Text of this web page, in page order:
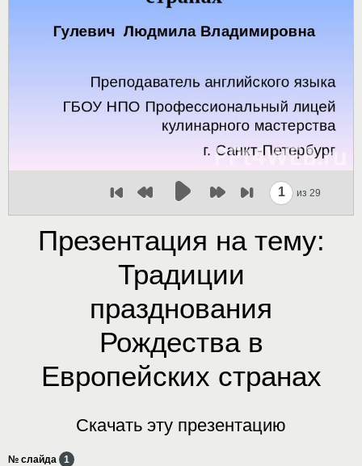
1 из 29
Презентация на тему:
Традиции
празднования
Рождества в
Европейских странах
Скачать эту презентацию
№ слайда 1